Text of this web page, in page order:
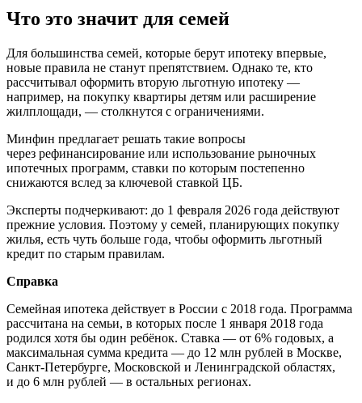
Что это значит для семей
Для большинства семей, которые берут ипотеку впервые,
новые правила не станут препятствием. Однако те, кто
рассчитывал оформить вторую льготную ипотеку —
например, на покупку квартиры детям или расширение
жилплощади, — столкнутся с ограничениями.
Минфин предлагает решать такие вопросы
через рефинансирование или использование рыночных
ипотечных программ, ставки по которым постепенно
снижаются вслед за ключевой ставкой ЦБ.
Эксперты подчеркивают: до 1 февраля 2026 года действуют
прежние условия. Поэтому у семей, планирующих покупку
жилья, есть чуть больше года, чтобы оформить льготный
кредит по старым правилам.
Справка
Семейная ипотека действует в России с 2018 года. Программа
рассчитана на семьи, в которых после 1 января 2018 года
родился хотя бы один ребёнок. Ставка — от 6% годовых, а
максимальная сумма кредита — до 12 млн рублей в Москве,
Санкт-Петербурге, Московской и Ленинградской областях,
и до 6 млн рублей — в остальных регионах.